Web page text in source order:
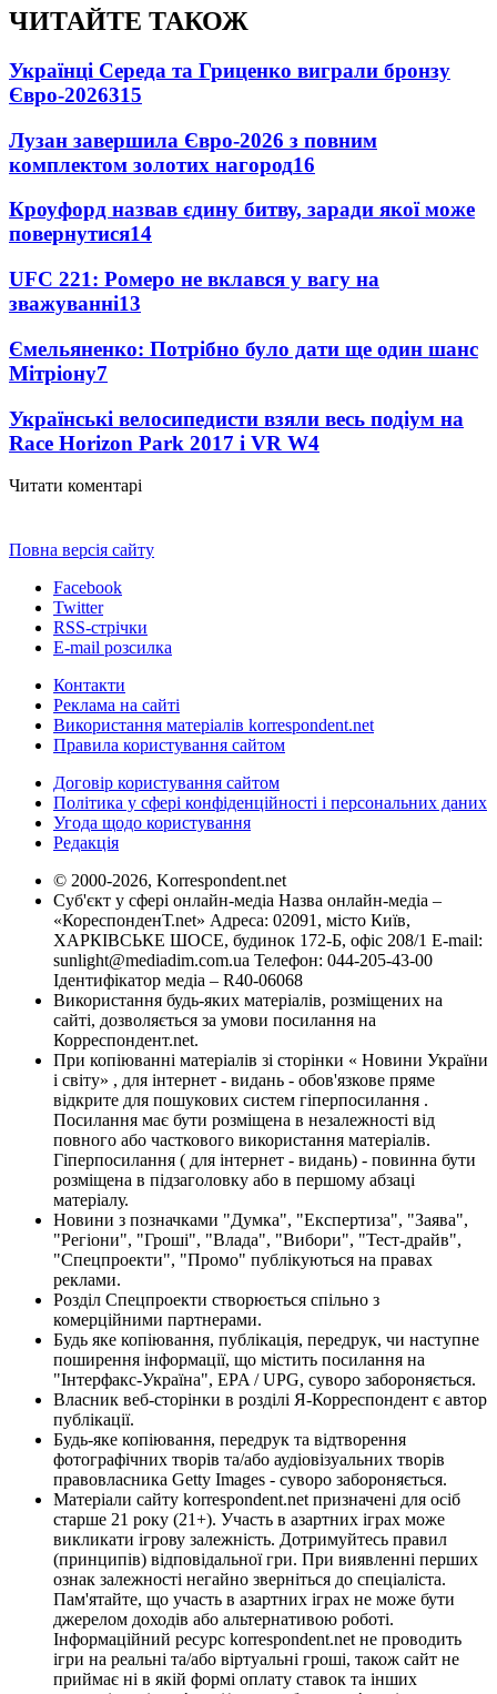
ЧИТАЙТЕ ТАКОЖ
Українці Середа та Гриценко виграли бронзу
Євро-2026315
Лузан завершила Євро-2026 з повним
комплектом золотих нагород16
Кроуфорд назвав єдину битву, заради якої може
повернутися14
UFC 221: Ромеро не вклався у вагу на
зважуванні13
Ємельяненко: Потрібно було дати ще один шанс
Мітріону7
Українські велосипедисти взяли весь подіум на
Race Horizon Park 2017 і VR W4
Читати коментарі
Повна версія сайту
Facebook
Twitter
RSS-стрічки
E-mail розсилка
Контакти
Реклама на сайті
Використання матеріалів korrespondent.net
Правила користування сайтом
Договір користування сайтом
Політика у сфері конфіденційності і персональних даних
Угода щодо користування
Редакція
© 2000-2026, Korrespondent.net
Суб'єкт у сфері онлайн-медіа Назва онлайн-медіа –
«КореспонденТ.net» Адреса: 02091, місто Київ,
ХАРКІВСЬКЕ ШОСЕ, будинок 172-Б, офіс 208/1 E-mail:
sunlight@mediadim.com.ua Телефон: 044-205-43-00
Ідентифікатор медіа – R40-06068
Використання будь-яких матеріалів, розміщених на
сайті, дозволяється за умови посилання на
Корреспондент.net.
При копіюванні матеріалів зі сторінки « Новини України
і світу» , для інтернет - видань - обов'язкове пряме
відкрите для пошукових систем гіперпосилання .
Посилання має бути розміщена в незалежності від
повного або часткового використання матеріалів.
Гіперпосилання ( для інтернет - видань) - повинна бути
розміщена в підзаголовку або в першому абзаці
матеріалу.
Новини з позначками "Думка", "Експертиза", "Заява",
"Регіони", "Гроші", "Влада", "Вибори", "Тест-драйв",
"Спецпроекти", "Промо" публікуються на правах
реклами.
Розділ Спецпроекти створюється спільно з
комерційними партнерами.
Будь яке копіювання, публікація, передрук, чи наступне
поширення інформації, що містить посилання на
"Інтерфакс-Україна", EPA / UPG, суворо забороняється.
Власник веб-сторінки в розділі Я-Корреспондент є автор
публікації.
Будь-яке копіювання, передрук та відтворення
фотографічних творів та/або аудіовізуальних творів
правовласника Getty Images - суворо забороняється.
Матеріали сайту korrespondent.net призначені для осіб
старше 21 року (21+). Участь в азартних іграх може
викликати ігрову залежність. Дотримуйтесь правил
(принципів) відповідальної гри. При виявленні перших
ознак залежності негайно зверніться до спеціаліста.
Пам'ятайте, що участь в азартних іграх не може бути
джерелом доходів або альтернативою роботі.
Інформаційний ресурс korrespondent.net не проводить
ігри на реальні та/або віртуальні гроші, також сайт не
приймає ні в якій формі оплату ставок та інших